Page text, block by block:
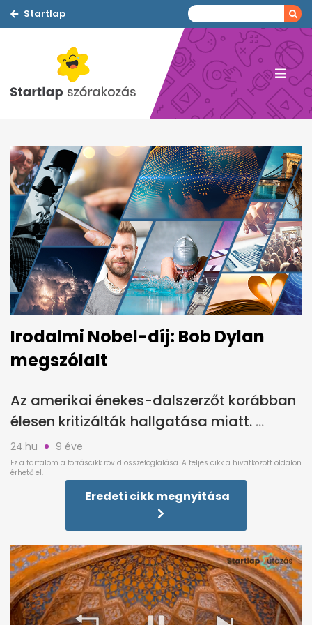
Startlap
Irodalmi Nobel-díj: Bob Dylan
megszólalt
Az amerikai énekes-dalszerzőt korábban
élesen kritizálták hallgatása miatt.
24.hu 9 éve
Eredeti cikk megnyitása